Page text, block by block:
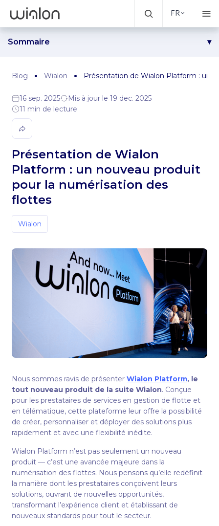
FR
Sommaire
Pourquoi avons-nous créé un nouveau produit ?
Architecture de Wialon Platform : comment cela
fonctionne
Commencez à utiliser Wialon Platform et participez à son
évolution
Blog Wialon Présentation de Wialon Platform : un
16 sep. 2025
Mis à jour le 19 dec. 2025
11 min de lecture
Présentation de Wialon
Platform : un nouveau produit
pour la numérisation des
flottes
Wialon
Nous sommes ravis de présenter Wialon Platform, le
tout nouveau produit de la suite Wialon. Conçue
pour les prestataires de services en gestion de flotte et
en télématique, cette plateforme leur offre la possibilité
de créer, personnaliser et déployer des solutions plus
rapidement et avec une flexibilité inédite.
Wialon Platform n’est pas seulement un nouveau
produit — c’est une avancée majeure dans la
numérisation des flottes. Nous pensons qu’elle redéfinit
la manière dont les prestataires conçoivent leurs
solutions, ouvrant de nouvelles opportunités,
transformant l’expérience client et établissant de
nouveaux standards pour tout le secteur.